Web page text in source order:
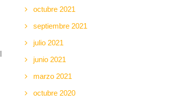
octubre 2021
septiembre 2021
julio 2021
junio 2021
marzo 2021
octubre 2020